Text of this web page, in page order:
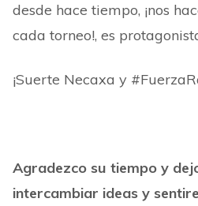
desde hace tiempo, ¡nos
cada torneo!, es
¡Suerte Necaxa y
Agradezco su tiempo y
intercambiar ideas y